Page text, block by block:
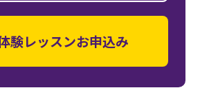
験レッスンお申込み